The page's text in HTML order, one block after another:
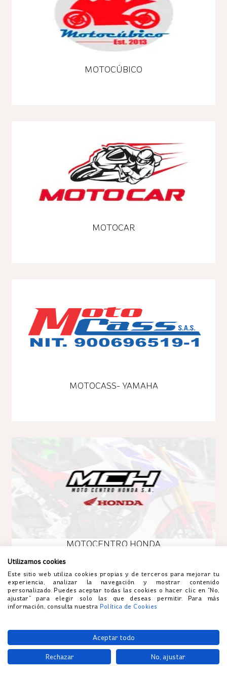
MOTOCÚBICO
MOTOCAR
MOTOCASS- YAMAHA
MOTOCENTRO HONDA
Utilizamos cookies
Este sitio web utiliza cookies propias y de terceros para mejorar tu
experiencia, analizar la navegación y mostrar contenido
personalizado. Puedes aceptar todas las cookies o hacer clic en “No,
ajustar” para elegir solo las que deseas permitir. Para más
información, consulta nuestra Política de Cookies
Aceptar todo
Rechazar No, ajustar